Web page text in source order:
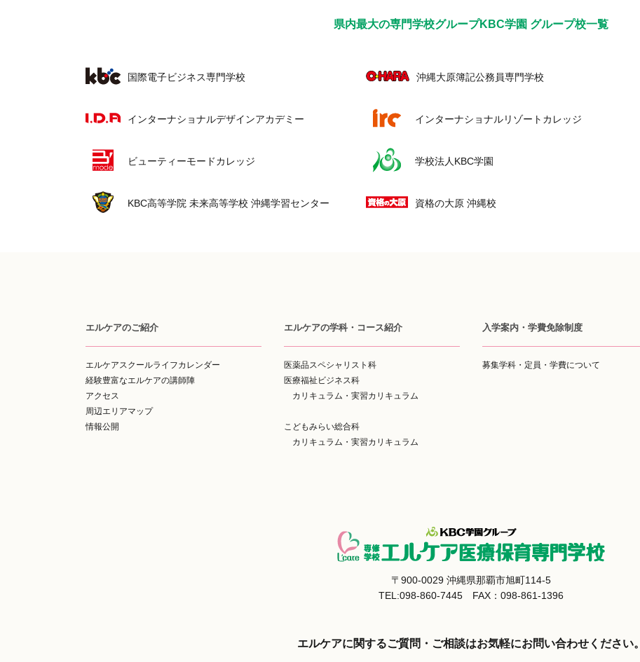
県内最大の専門学校グループKBC学園 グループ校一覧
国際電子ビジネス専門学校 沖縄大原簿記公務員専門学校
インターナショナルデザインアカデミー インターナショナルリゾートカレッジ
ビューティーモードカレッジ 学校法人KBC学園
KBC高等学院 未来高等学校 沖縄学習センター 資格の大原 沖縄校
エルケアのご紹介
エルケアスクールライフカレンダー
経験豊富なエルケアの講師陣
アクセス
周辺エリアマップ
情報公開
エルケアの学科・コース紹介
医薬品スペシャリスト科
医療福祉ビジネス科
カリキュラム・実習カリキュラム
こどもみらい総合科
カリキュラム・実習カリキュラム
入学案内・学費免除制度
募集学科・定員・学費について
〒900-0029 沖縄県那覇市旭町114-5
TEL:098-860-7445 FAX：098-861-1396
エルケアに関するご質問・ご相談はお気軽にお問い合わせください。